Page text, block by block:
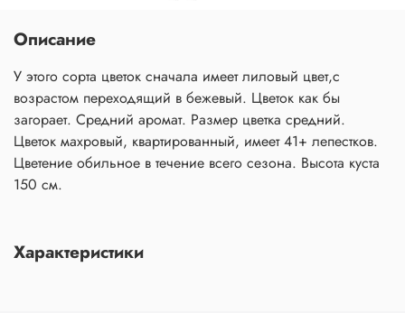
Описание
У этого сорта цветок сначала имеет лиловый цвет,с
возрастом переходящий в бежевый. Цветок как бы
загорает. Средний аромат. Размер цветка средний.
Цветок махровый, квартированный, имеет 41+ лепестков.
Цветение обильное в течение всего сезона. Высота куста
150 см.
Характеристики